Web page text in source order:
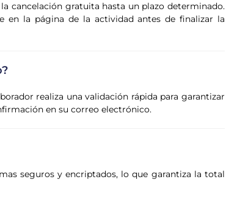
cancelación gratuita hasta un plazo determinado.
en la página de la actividad antes de finalizar la
realiza una validación rápida para garantizar
en su correo electrónico.
seguros y encriptados, lo que garantiza la total